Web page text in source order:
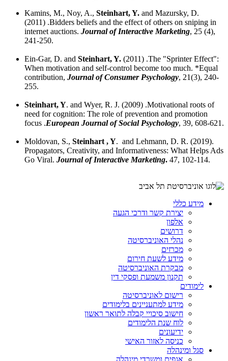
Kamins, M., Noy, A., Steinhart, Y. and Mazursky, D.
(2011) .Bidders beliefs and the effect of others on sniping in
internet auctions. Journal of Interactive Marketing, 25 (4),
241-250.
Ein-Gar, D. and Steinhart, Y. (2011) .The "Sprinter Effect":
When motivation and self-control become too much. *Equal
contribution, Journal of Consumer Psychology, 21(3), 240-
255.
Steinhart, Y. and Wyer, R. J. (2009) .Motivational roots of
need for cognition: The role of prevention and promotion
focus .European Journal of Social Psychology, 39, 608-621.
Moldovan, S., Steinhart , Y. and Lehmann, D. R. (2019).
Propagators, Creativity, and Informativeness: What Helps Ads
Go Viral. Journal of Interactive Marketing. 47, 102-114.
מידע כללי
יצירת קשר ודרכי הגעה
אלפון
דרושים
נהלי האוניברסיטה
מכרזים
מידע לשעת חירום
מבקרת האוניברסיטה
תקנון משמעת ופסקי דין
לימודים
רישום לאוניברסיטה
מידע למתעניינים בלימודים
חישוב סיכויי קבלה לתואר ראשון
לוח שנת הלימודים
ידיעונים
כניסה לאזור האישי
סגל ומינהלה